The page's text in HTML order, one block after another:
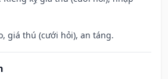
giá thú (cưới hỏi), an táng.